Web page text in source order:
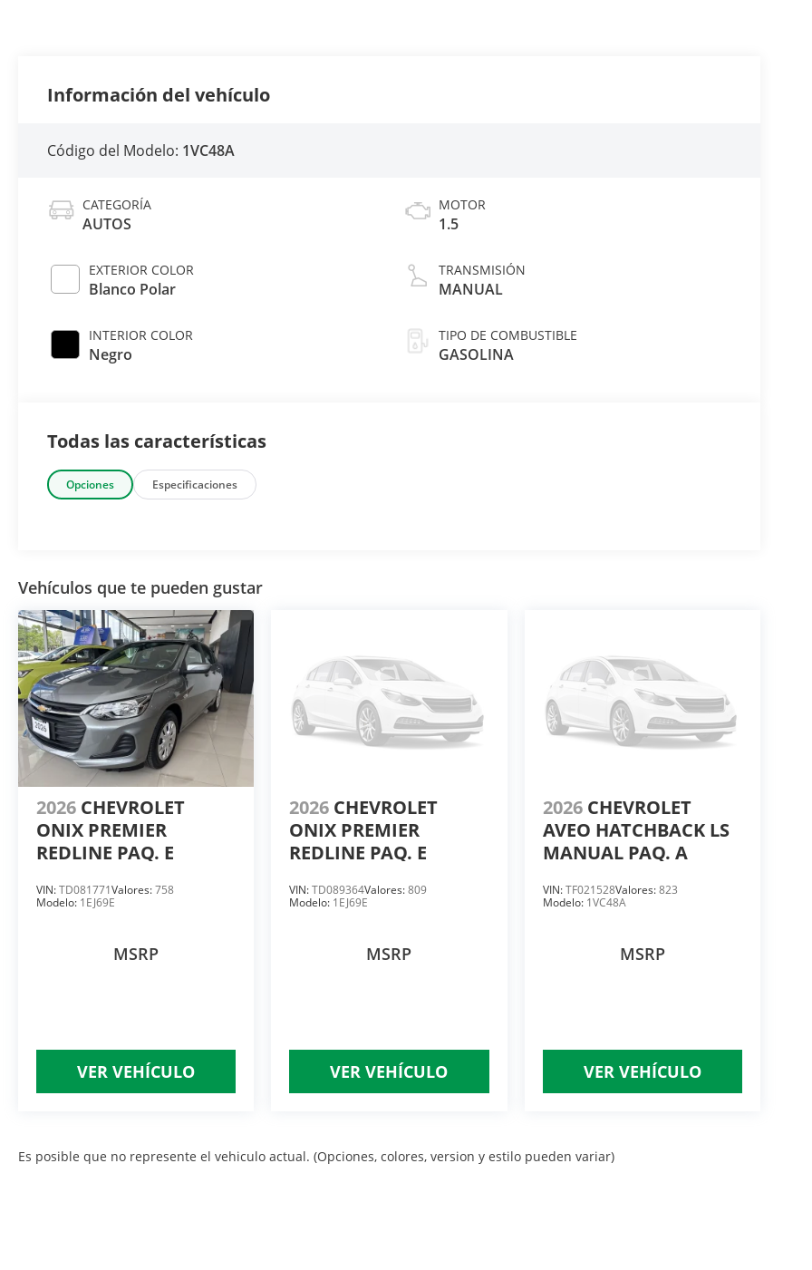
Información del vehículo
Código del Modelo: 1VC48A
CATEGORÍA
AUTOS
EXTERIOR COLOR
Blanco Polar
INTERIOR COLOR
Negro
MOTOR
1.5
TRANSMISIÓN
MANUAL
TIPO DE COMBUSTIBLE
GASOLINA
Todas las características
Opciones Especificaciones
Vehículos que te pueden gustar
2026 CHEVROLET
ONIX PREMIER
REDLINE PAQ. E
VIN:TD081771Valores:758
Modelo: 1EJ69E
MSRP
VER VEHÍCULO
2026 CHEVROLET
ONIX PREMIER
REDLINE PAQ. E
VIN:TD089364Valores:809
Modelo: 1EJ69E
MSRP
VER VEHÍCULO
2026 CHEVROLET
AVEO HATCHBACK LS
MANUAL PAQ. A
VIN:TF021528Valores:823
Modelo: 1VC48A
MSRP
VER VEHÍCULO
Es posible que no represente el vehiculo actual. (Opciones, colores, version y estilo pueden variar)